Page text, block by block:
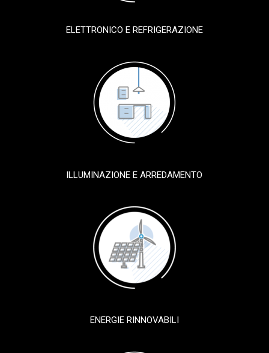
ELETTRONICO E REFRIGERAZIONE
ILLUMINAZIONE E ARREDAMENTO
ENERGIE RINNOVABILI